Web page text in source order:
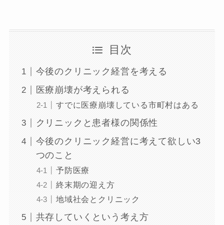
目次
今後のクリニック経営を考える
医療崩壊が考えられる
すでに医療崩壊している市町村はある
クリニックと患者様の関係性
今後のクリニック経営に考えて欲しい3
つのこと
予防医療
終末期の迎え方
地域社会とクリニック
共存していくという考え方